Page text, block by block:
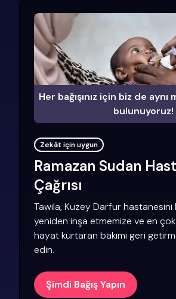
Her bağışınız için biz de aynı
bulunuyoruz!
Zekât için uygun
Ramazan Sudan
Çağrısı
Tawila, Kuzey Darfur
yeniden inşa etmemize ve en
hayat kurtaran bakımı geri
edin.
Şimdi Bağış Yapın